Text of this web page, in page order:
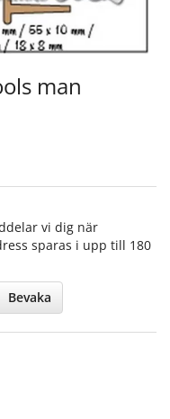
man
vi dig när
sparas i upp till 180
Bevaka